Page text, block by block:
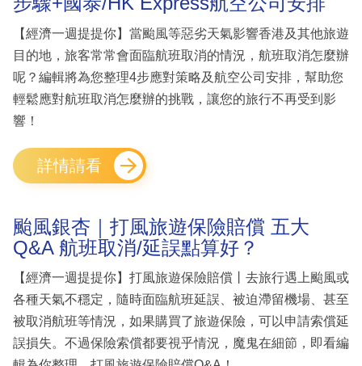
【經濟一週提提你】當颱風等惡劣天氣影響香港及其他旅遊
目的地，旅客常常會面臨航班取消的情況，航班取消怎麼辦
呢？編輯將為您整理4步應對策略及航空公司安排，幫助您
輕鬆應對航班取消怎麼辦的挑戰，讓您的旅行不再受到影
響！
詳情請看
颱風銀杏｜打風旅遊保險賠償 五大
Q&A 航班取消/延誤點算好？
【經濟一週提提你】打風旅遊保險賠償丨去旅行遇上颱風或
各種天氣不穩定，隨時面臨航班延誤、被迫滯留機場、甚至
被取消航班等情況，如果購買了旅遊保險，可以申請索償延
誤損失。不過保險索償都要視乎情況，魔鬼在細節，即看編